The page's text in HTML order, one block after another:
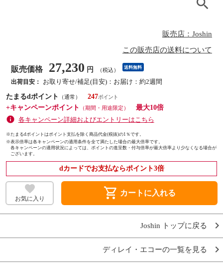
販売店：Joshin
この販売店の送料について
販売価格 27,230 円 （税込） 送料無料
出荷目安：
お取り寄せ/補足(目安)：お届け：約2週間
たまるdポイント
（通常）
247
+キャンペーンポイント
（期間・用途限定）
最大10倍
各キャンペーン詳細およびエントリーはこちら
※たまるdポイントはポイント支払を除く商品代金(税抜)の1％です。
※表示倍率は各キャンペーンの適用条件を全て満たした場合の最大倍率です。
各キャンペーンの適用状況によっては、ポイントの進呈数・付与倍率が最大倍率より少なくなる場合が
ございます。
dカードでお支払ならポイント3倍
お気に入り shopping_cart カートに入れる
Joshin トップに戻る
ディレイ・エコーの一覧を見る